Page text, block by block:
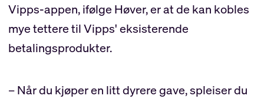
Vipps-appen, ifølge Høver, er at de kan kobles
mye tettere til Vipps' eksisterende
betalingsprodukter.
– Når du kjøper en litt dyrere gave, spleiser du